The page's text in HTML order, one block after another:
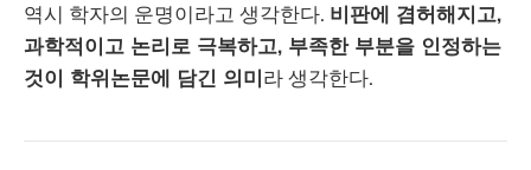
역시 학자의 운명이라고 생각한다. 비판에 겸허해지고,
과학적이고 논리로 극복하고, 부족한 부분을 인정하는
것이 학위논문에 담긴 의미라 생각한다.